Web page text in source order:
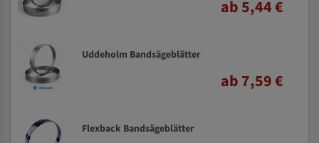
ab 5,44 €
Uddeholm Bandsägeblätter
ab 7,59 €
Flexback Bandsägeblätter